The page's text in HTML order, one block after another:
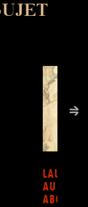
LAURA
AU